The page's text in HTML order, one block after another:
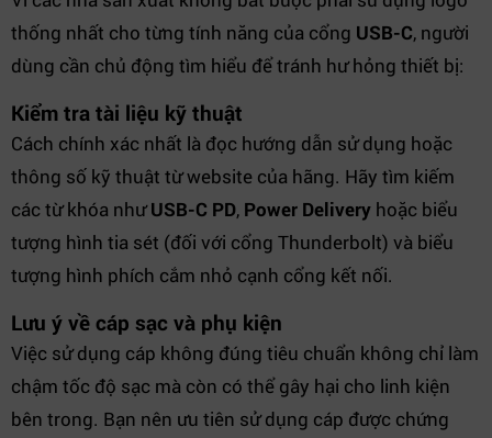
thống nhất cho từng tính năng của cổng USB-C, người
dùng cần chủ động tìm hiểu để tránh hư hỏng thiết bị:
Kiểm tra tài liệu kỹ thuật
Cách chính xác nhất là đọc hướng dẫn sử dụng hoặc
thông số kỹ thuật từ website của hãng. Hãy tìm kiếm
các từ khóa nhưUSB-C PD, Power Delivery hoặc biểu
tượng hình tia sét (đối với cổng Thunderbolt) và biểu
tượng hình phích cắm nhỏ cạnh cổng kết nối.
Lưu ý về cáp sạc và phụ kiện
Việc sử dụng cáp không đúng tiêu chuẩn không chỉ làm
chậm tốc độ sạc mà còn có thể gây hại cho linh kiện
bên trong. Bạn nên ưu tiên sử dụng cáp được chứng